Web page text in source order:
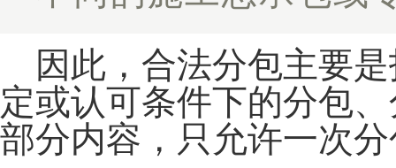
因此，合法分包主要是
定或认可条件下的分包
部分内容，只允许一次